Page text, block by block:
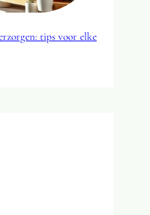
tips voor elke